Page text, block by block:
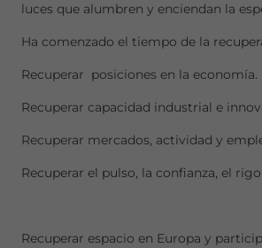
luces que alumbren y enciendan la
Ha comenzado el tiempo de la
Recuperar posiciones en la economía.
Recuperar capacidad industrial e
Recuperar mercados, actividad y
Recuperar el pulso, la confianza, el
Recuperar espacio en Europa y